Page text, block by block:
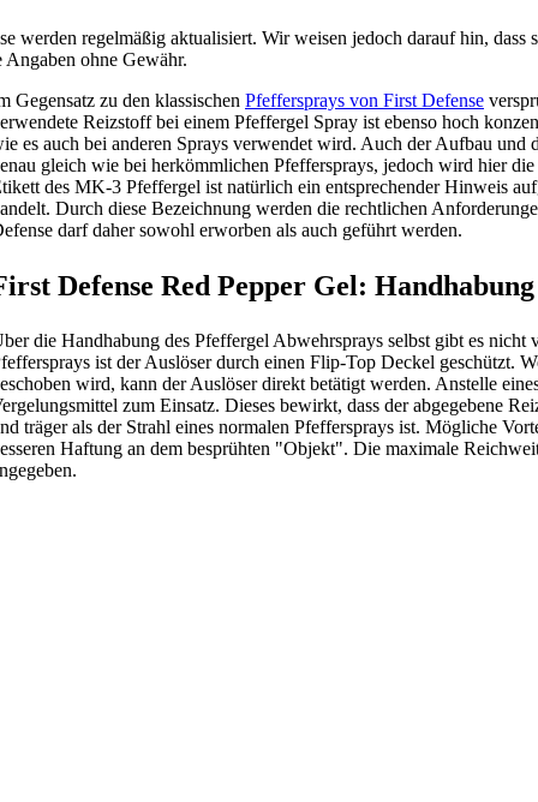
werden regelmäßig aktualisiert. Wir weisen jedoch darauf hin,
Angaben ohne Gewähr.
Gegensatz zu den klassischen Pfeffersprays von First Defense
Reizstoff bei einem Pfeffergel Spray ist ebenso hoch
es auch bei anderen Sprays verwendet wird. Auch der Aufbau
gleich wie bei herkömmlichen Pfeffersprays, jedoch wird hier
des MK-3 Pfeffergel ist natürlich ein entsprechender Hinweis
Durch diese Bezeichnung werden die rechtlichen
darf daher sowohl erworben als auch geführt werden.
Defense Red Pepper Gel:
die Handhabung des Pfeffergel Abwehrsprays selbst gibt es nicht
ist der Auslöser durch einen Flip-Top Deckel geschützt.
wird, kann der Auslöser direkt betätigt werden. Anstelle
zum Einsatz. Dieses bewirkt, dass der abgegebene
träger als der Strahl eines normalen Pfeffersprays ist. Mögliche
Haftung an dem besprühten "Objekt". Die maximale